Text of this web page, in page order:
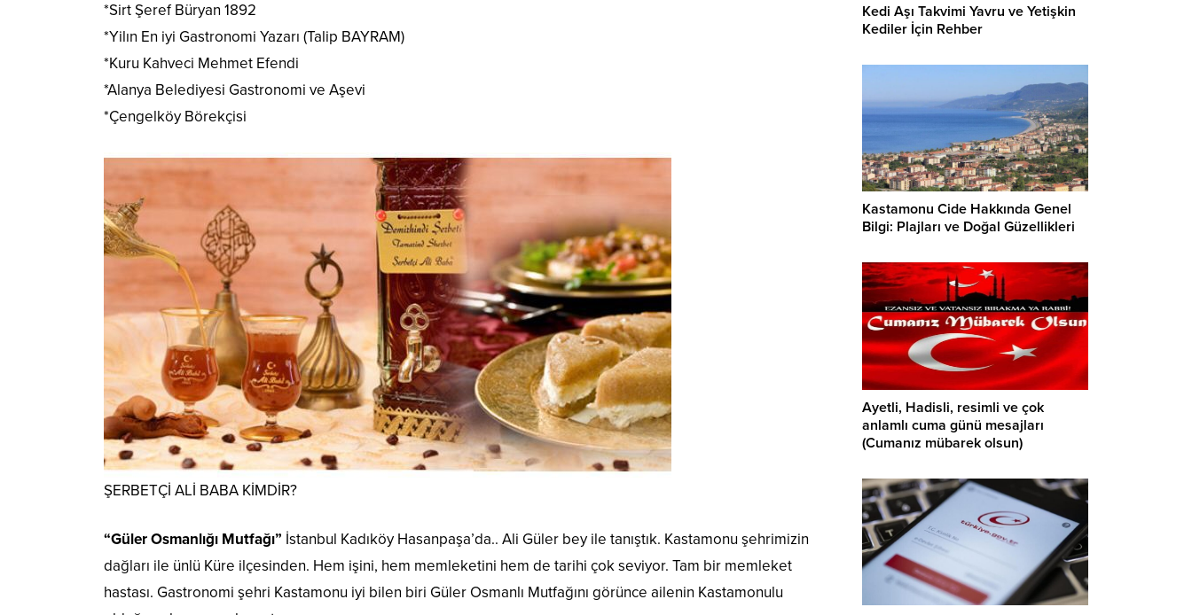
*Sirt Şeref Büryan 1892
*Yilın En iyi Gastronomi Yazarı (Talip BAYRAM)
*Kuru Kahveci Mehmet Efendi
*Alanya Belediyesi Gastronomi ve Aşevi
*Çengelköy Börekçisi
ŞERBETÇİ ALİ BABA KİMDİR?
“Güler Osmanlığı Mutfağı” İstanbul Kadıköy Hasanpaşa’da.. Ali Güler bey ile tanıştık. Kastamonu şehrimizin
dağları ile ünlü Küre ilçesinden. Hem işini, hem memleketini hem de tarihi çok seviyor. Tam bir memleket
hastası. Gastronomi şehri Kastamonu iyi bilen biri Güler Osmanlı Mutfağını görünce ailenin Kastamonulu
Kedi Aşı Takvimi Yavru ve Yetişkin
Kediler İçin Rehber
Kastamonu Cide Hakkında Genel
Bilgi: Plajları ve Doğal Güzellikleri
Ayetli, Hadisli, resimli ve çok
anlamlı cuma günü mesajları
(Cumanız mübarek olsun)